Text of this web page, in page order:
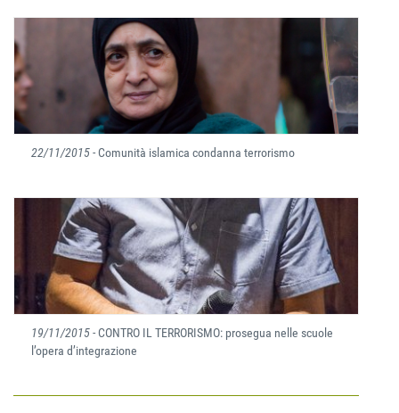
22/11/2015- Comunità islamica condanna terrorismo
19/11/2015- CONTRO IL TERRORISMO: prosegua nelle scuole
l’opera d’integrazione